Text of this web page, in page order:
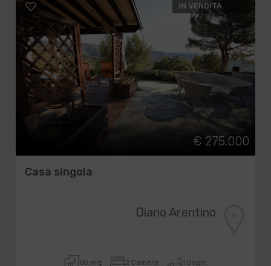
IN VENDITA
€ 275.000
Casa singola
Diano Arentino
60 mq 2 Camere 1 Bagni